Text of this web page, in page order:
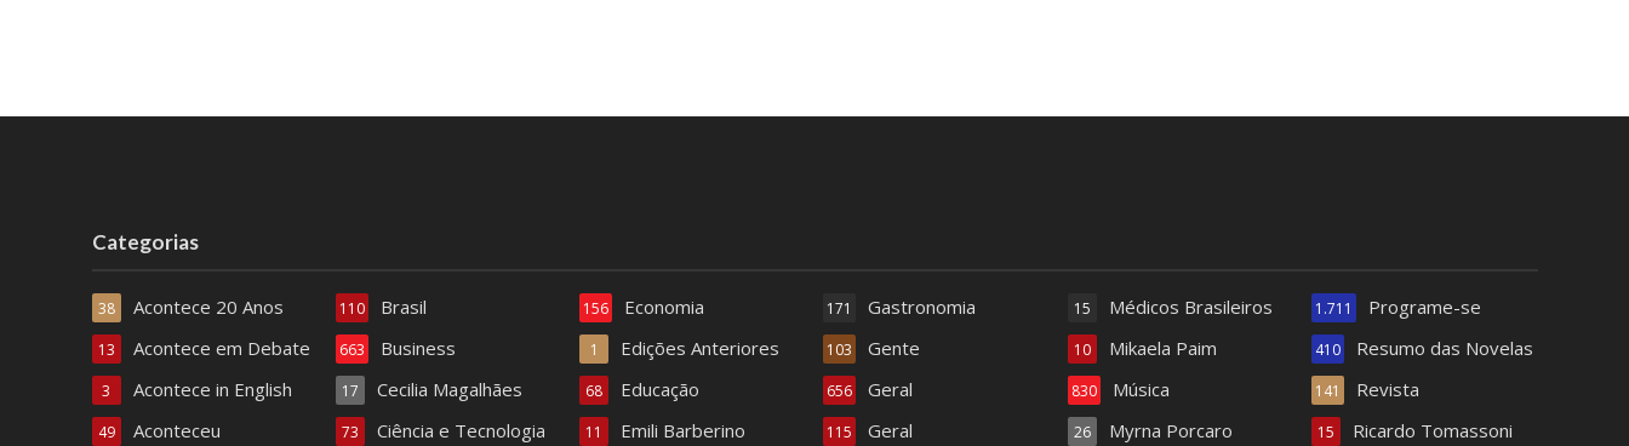
Categorias
Acontece 20 Anos
38
Acontece em Debate
13
Acontece in English
3
Aconteceu
49
Brasil
110
Business
663
Cecilia Magalhães
17
Ciência e Tecnologia
73
Economia
156
Edições Anteriores
1
Educação
68
Emili Barberino
11
Gastronomia
171
Gente
103
Geral
656
Geral
115
Médicos Brasileiros
15
Mikaela Paim
10
Música
830
Myrna Porcaro
26
Programe-se
1.711
Resumo das Novelas
410
Revista
141
Ricardo Tomassoni
15